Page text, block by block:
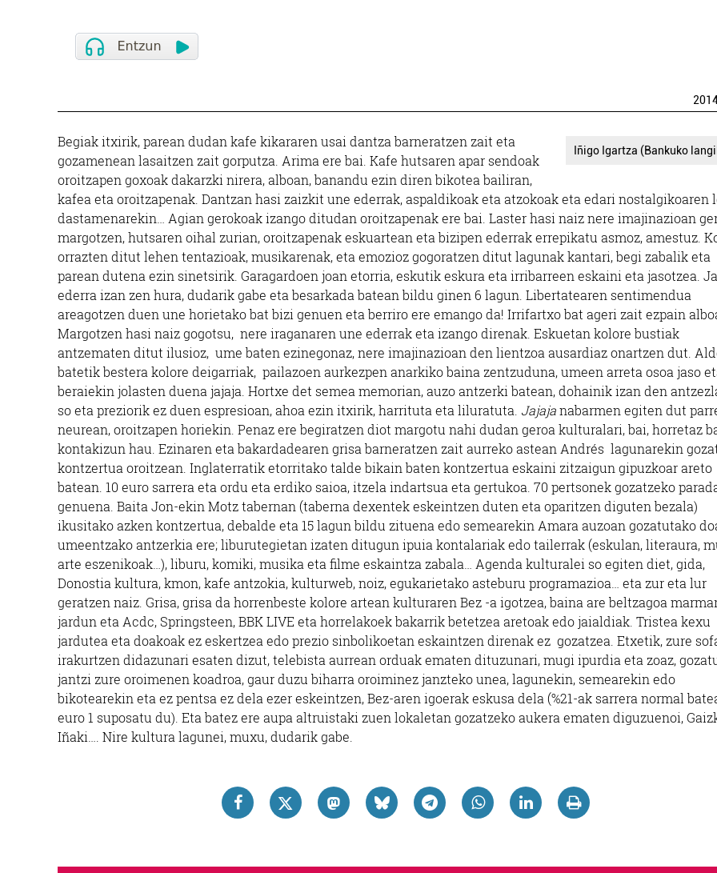
Iñigo Igartza (Bankuko
Begiak itxirik, parean dudan kafe kikararen usai dantza barneratzen zait eta
gozamenean lasaitzen zait gorputza. Arima ere bai. Kafe hutsaren apar sendoak
oroitzapen goxoak dakarzki nirera, alboan, banandu ezin diren bikotea bailiran,
kafea eta oroitzapenak. Dantzan hasi zaizkit une ederrak, aspaldikoak eta atzokoak eta edari nostalgikoaren
dastamenarekin… Agian gerokoak izango ditudan oroitzapenak ere bai. Laster hasi naiz nere imajinazioan
margotzen, hutsaren oihal zurian, oroitzapenak eskuartean eta bizipen ederrak errepikatu asmoz, amestuz.
orrazten ditut lehen tentazioak, musikarenak, eta emozioz gogoratzen ditut lagunak kantari, begi zabalik eta
parean dutena ezin sinetsirik. Garagardoen joan etorria, eskutik eskura eta irribarreen eskaini eta jasotzea.
ederra izan zen hura, dudarik gabe eta besarkada batean bildu ginen 6 lagun. Libertatearen sentimendua
areagotzen duen une horietako bat bizi genuen eta berriro ere emango da! Irrifartxo bat ageri zait ezpain
Margotzen hasi naiz gogotsu, nere iraganaren une ederrak eta izango direnak. Eskuetan kolore bustiak
antzematen ditut ilusioz, ume baten ezinegonaz, nere imajinazioan den lientzoa ausardiaz onartzen dut.
batetik bestera kolore deigarriak, pailazoen aurkezpen anarkiko baina zentzuduna, umeen arreta osoa jaso
beraiekin jolasten duena jajaja. Hortxe det semea memorian, auzo antzerki batean, dohainik izan den
so eta preziorik ez duen espresioan, ahoa ezin itxirik, harrituta eta liluratuta. Jajajanabarmen egiten dut
neurean, oroitzapen horiekin. Penaz ere begiratzen diot margotu nahi dudan geroa kulturalari, bai, horretaz
kontakizun hau. Ezinaren eta bakardadearen grisa barneratzen zait aurreko astean Andrés lagunarekin
kontzertua oroitzean. Inglaterratik etorritako talde bikain baten kontzertua eskaini zitzaigun gipuzkoar areto
batean. 10 euro sarrera eta ordu eta erdiko saioa, itzela indartsua eta gertukoa. 70 pertsonek gozatzeko
genuena. Baita Jon-ekin Motz tabernan (taberna dexentek eskeintzen duten eta oparitzen diguten bezala)
ikusitako azken kontzertua, debalde eta 15 lagun bildu zituena edo semearekin Amara auzoan gozatutako
umeentzako antzerkia ere; liburutegietan izaten ditugun ipuia kontalariak edo tailerrak (eskulan, literaura,
arte eszenikoak…), liburu, komiki, musika eta filme eskaintza zabala… Agenda kulturalei so egiten diet, gida,
Donostia kultura, kmon, kafe antzokia, kulturweb, noiz, egukarietako asteburu programazioa… eta zur eta lur
geratzen naiz. Grisa, grisa da horrenbeste kolore artean kulturaren Bez -a igotzea, baina are beltzagoa
jardun eta Acdc, Springsteen, BBK LIVE eta horrelakoek bakarrik betetzea aretoak edo jaialdiak. Tristea kexu
jardutea eta doakoak ez eskertzea edo prezio sinbolikoetan eskaintzen direnak ez gozatzea. Etxetik, zure
irakurtzen didazunari esaten dizut, telebista aurrean orduak ematen dituzunari, mugi ipurdia eta zoaz,
jantzi zure oroimenen koadroa, gaur duzu biharra oroiminez janzteko unea, lagunekin, semearekin edo
bikotearekin eta ez pentsa ez dela ezer eskeintzen, Bez-aren igoerak eskusa dela (%21-ak sarrera normal
euro 1 suposatu du). Eta batez ere aupa altruistaki zuen lokaletan gozatzeko aukera ematen diguzuenoi,
Iñaki…. Nire kultura lagunei, muxu, dudarik gabe.